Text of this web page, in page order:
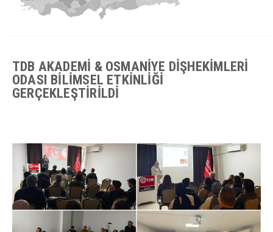
TDB AKADEMİ & OSMANİYE DİŞHEKİMLERİ
ODASI BİLİMSEL ETKİNLİĞİ
GERÇEKLEŞTİRİLDİ